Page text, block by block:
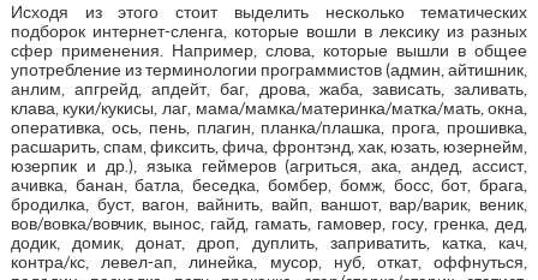
Исходя из этого стоит выделить несколько тематических
подборок интернет-сленга, которые вошли в лексику из разных
сфер применения. Например, слова, которые вышли в общее
употребление из терминологии программистов (админ, айтишник,
анлим, апгрейд, апдейт, баг, дрова, жаба, зависать, заливать,
клава, куки/кукисы, лаг, мама/мамка/материнка/матка/мать, окна,
оперативка, ось, пень, плагин, планка/плашка, прога, прошивка,
расшарить, спам, фиксить, фича, фронтэнд, хак, юзать, юзернейм,
юзерпик и др.), языка геймеров (агриться, ака, андед, ассист,
ачивка, банан, батла, беседка, бомбер, бомж, босс, бот, брага,
бродилка, буст, вагон, вайнить, вайп, ваншот, вар/варик, веник,
вов/вовка/вовчик, вынос, гайд, гамать, гамовер, госу, гренка, дед,
додик, домик, донат, дроп, дуплить, заприватить, катка, кач,
контра/кс, левел-ап, линейка, мусор, нуб, откат, оффнуться,